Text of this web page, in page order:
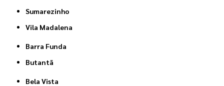
Sumarezinho
Vila Madalena
Barra Funda
Butantã
Bela Vista